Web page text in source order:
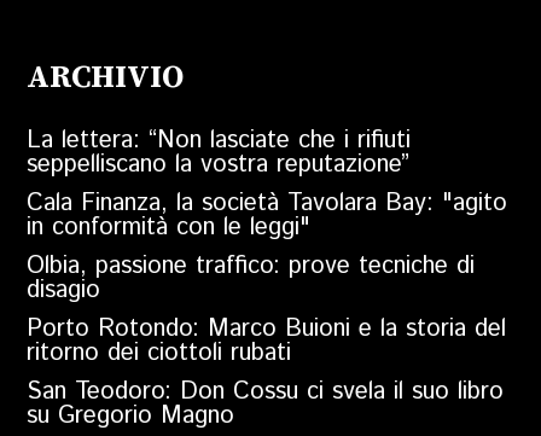
ARCHIVIO
La lettera: “Non lasciate che i rifiuti
seppelliscano la vostra reputazione”
Cala Finanza, la società Tavolara Bay: "agito
in conformità con le leggi"
Olbia, passione traffico: prove tecniche di
disagio
Porto Rotondo: Marco Buioni e la storia del
ritorno dei ciottoli rubati
San Teodoro: Don Cossu ci svela il suo libro
su Gregorio Magno